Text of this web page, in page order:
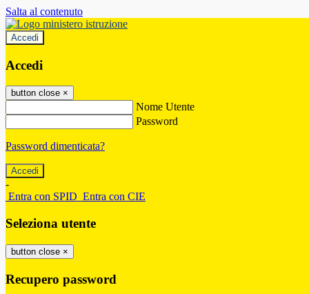
Salta al contenuto
Accedi
Accedi
button close ×
Nome Utente
Password
Password dimenticata?
-
Entra con SPID Entra con CIE
Seleziona utente
button close ×
Recupero password